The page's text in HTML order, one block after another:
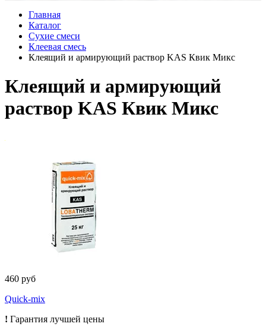
Главная
Каталог
Сухие смеси
Клеевая смесь
Клеящий и армирующий раствор KAS Квик Микс
Клеящий и армирующий
раствор KAS Квик Микс
460 руб
Quick-mix
! Гарантия лучшей цены